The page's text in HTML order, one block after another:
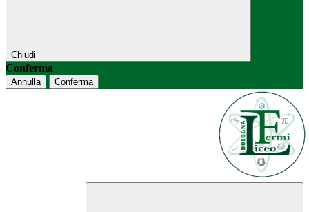
Chiudi
Conferma
Annulla Conferma